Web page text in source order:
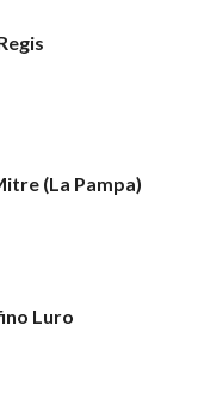
(La Pampa)
Luro